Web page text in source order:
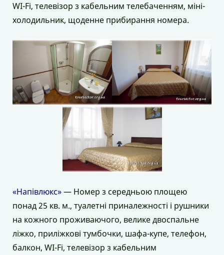
WI-Fi, телевізор з кабельним телебаченням, міні-
холодильник, щоденне прибирання номера.
«Напівлюкс»— Номер з середньою площею
понад 25 кв. м., туалетні приналежності і рушники
на кожного проживаючого, велике двоспальне
ліжко, приліжкові тумбочки, шафа-купе, телефон,
балкон, WI-Fi, телевізор з кабельним